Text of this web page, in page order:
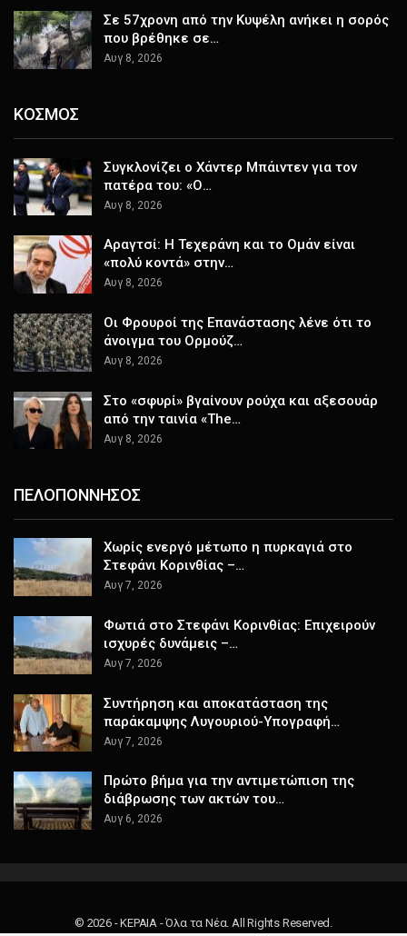
Σε 57χρονη από την Κυψέλη ανήκει η σορός
που βρέθηκε σε…
Αυγ 8, 2026
ΚΟΣΜΟΣ
Συγκλονίζει ο Χάντερ Μπάιντεν για τον
πατέρα του: «Ο…
Αυγ 8, 2026
Αραγτσί: Η Τεχεράνη και το Ομάν είναι
«πολύ κοντά» στην…
Αυγ 8, 2026
Οι Φρουροί της Επανάστασης λένε ότι το
άνοιγμα του Ορμούζ…
Αυγ 8, 2026
Στο «σφυρί» βγαίνουν ρούχα και αξεσουάρ
από την ταινία «The…
Αυγ 8, 2026
ΠΕΛΟΠΟΝΝΗΣΟΣ
Χωρίς ενεργό μέτωπο η πυρκαγιά στο
Στεφάνι Κορινθίας –…
Αυγ 7, 2026
Φωτιά στο Στεφάνι Κορινθίας: Επιχειρούν
ισχυρές δυνάμεις –…
Αυγ 7, 2026
Συντήρηση και αποκατάσταση της
παράκαμψης Λυγουριού-Υπογραφή…
Αυγ 7, 2026
Πρώτο βήμα για την αντιμετώπιση της
διάβρωσης των ακτών του…
Αυγ 6, 2026
© 2026 - ΚΕΡΑΙΑ - Όλα τα Νέα. All Rights Reserved.